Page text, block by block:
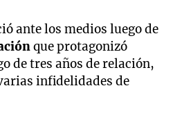
ante los medios luego de
que protagonizó
de tres años de relación,
infidelidades de